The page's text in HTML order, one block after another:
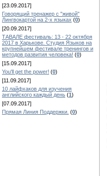
[23.09.2017]
Говорящий тренажер с "живой"
Лингвокартой на 2-х языках (0)
[20.09.2017]
ТАВАЛЕ фестиваль: 13 - 22 октября
2017 в Харькове. Студия Языков на
крупнейшем фестивале тренингов и
методов развития человека! (0)
[15.09.2017]
You'll get the power! (0)
[11.09.2017]
10 лайфхаков для изучения
английского каждый день (1)
[07.09.2017]
Прямая Линия Поддержки. (0)